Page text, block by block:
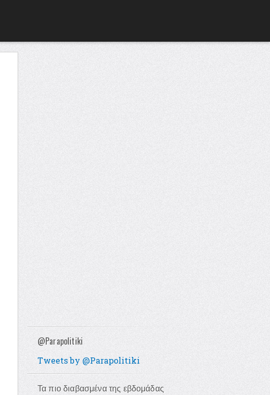
@Parapolitiki
Tweets by @Parapolitiki
Τα πιο διαβασμένα της εβδομάδας